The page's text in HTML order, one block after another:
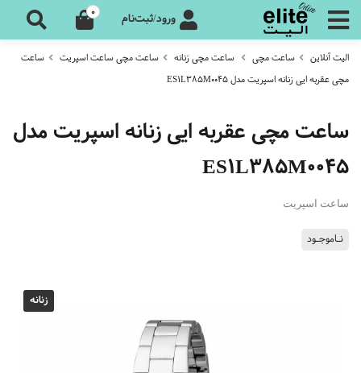
ورود/ثبت‌نام 0
الیت آنلاین ساعت مچی ساعت مچی زنانه ساعت مچی ساعت اسپریت
ساعت
مچی عقربه ایی زنانه اسپریت مدل ES1L385M0045
ساعت مچی عقربه ایی زنانه اسپریت مدل
ES1L385M0045
ساعت اسپریت
نـاموجـود
زنانه